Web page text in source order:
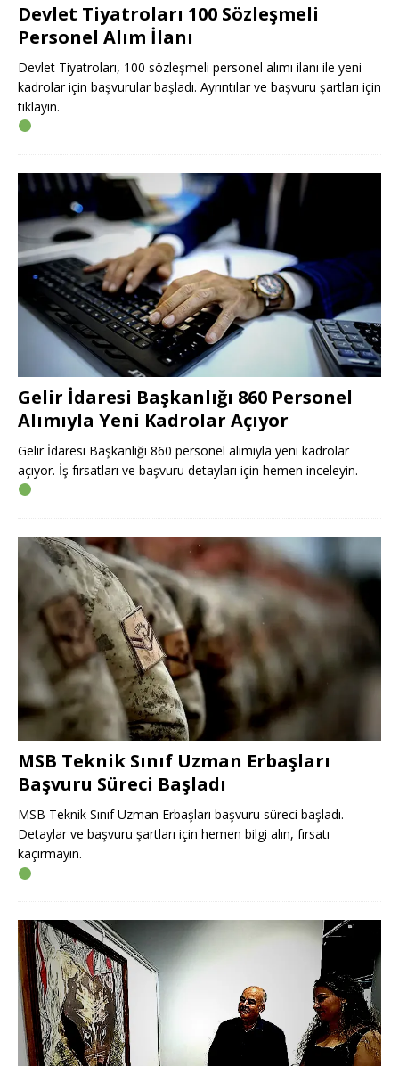
Devlet Tiyatroları 100 Sözleşmeli
Personel Alım İlanı
Devlet Tiyatroları, 100 sözleşmeli personel alımı ilanı ile yeni
kadrolar için başvurular başladı. Ayrıntılar ve başvuru şartları için
tıklayın.
Gelir İdaresi Başkanlığı 860 Personel
Alımıyla Yeni Kadrolar Açıyor
Gelir İdaresi Başkanlığı 860 personel alımıyla yeni kadrolar
açıyor. İş fırsatları ve başvuru detayları için hemen inceleyin.
MSB Teknik Sınıf Uzman Erbaşları
Başvuru Süreci Başladı
MSB Teknik Sınıf Uzman Erbaşları başvuru süreci başladı.
Detaylar ve başvuru şartları için hemen bilgi alın, fırsatı
kaçırmayın.